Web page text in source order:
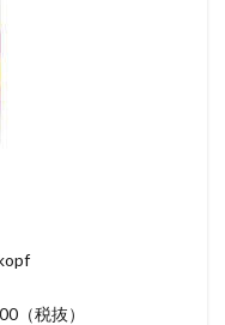
（税抜）